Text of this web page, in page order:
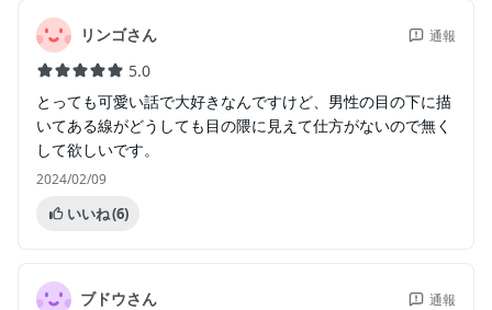
リンゴさん 通報
5.0
とっても可愛い話で大好きなんですけど、男性の目の下に描
いてある線がどうしても目の隈に見えて仕方がないので無く
して欲しいです。
2024/02/09
いいね(6)
ブドウさん 通報